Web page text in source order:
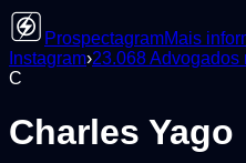
ProspectagramMais
Instagram›23.068Advogados
C
Charles Yago